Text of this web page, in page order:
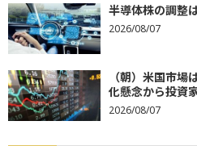
半導体株の調整
2026/08/07
（朝）米国市
化懸念から投資
2026/08/07